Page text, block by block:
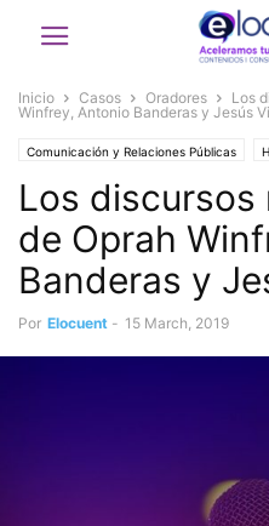
Inicio Casos Oradores
Los
Winfrey, Antonio Banderas y Jesús
Comunicación y Relaciones Públicas
Portavoces y Medios de comunicación
Los discursos
de Oprah
Banderas y
Por Elocuent - 15 March, 2019